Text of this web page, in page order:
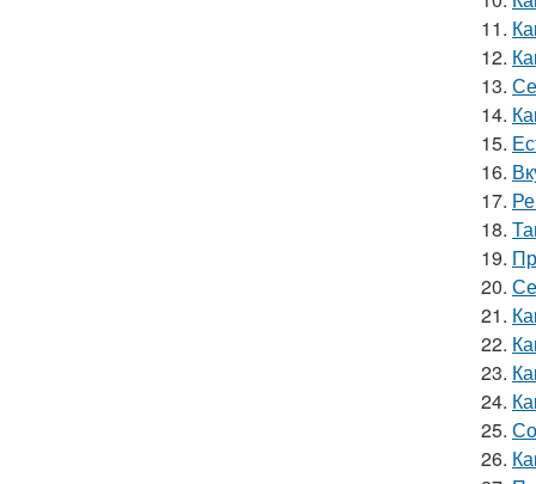
11.
12.
13.
14.
15.
16.
17.
18.
19.
20.
21.
22.
23.
24.
25.
26.